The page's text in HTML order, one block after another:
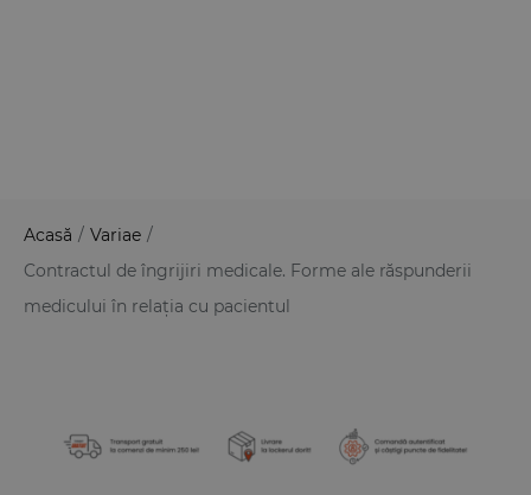
Acasă / Variae /
Contractul de îngrijiri medicale. Forme ale răspunderii
medicului în relația cu pacientul